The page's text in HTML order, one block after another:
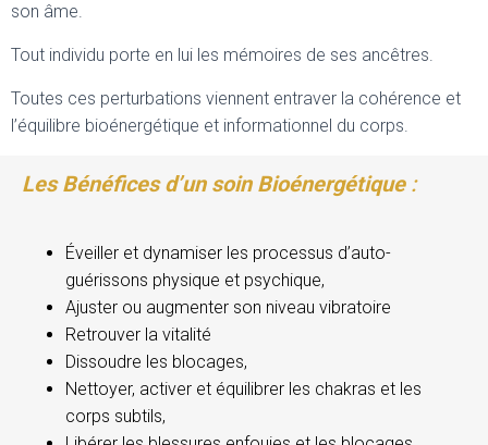
son âme.
Tout individu porte en lui les mémoires de ses ancêtres.
Toutes ces perturbations viennent entraver la cohérence et
l’équilibre bioénergétique et informationnel du corps.
Les Bénéfices d’un soin Bioénergétique :
Éveiller et dynamiser les processus d’auto-
guérissons physique et psychique,
Ajuster ou augmenter son niveau vibratoire
Retrouver la vitalité
Dissoudre les blocages,
Nettoyer, activer et équilibrer les chakras et les
corps subtils,